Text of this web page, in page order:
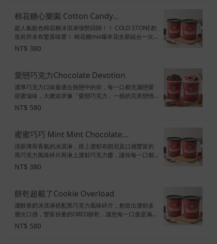
棉花糖心樂園 Cotton Candy
Paradise(MINE享樂桶)_(台南中山店)
超人氣藍色棉花糖冰淇淋強勢回歸！！ COLD STONE創
造前所未有驚喜味蕾！ 棉花糖mix爆米花全新組合一次
擁有！ 遊樂園暢玩概念出發， 讓冰淇淋不僅在風味方面
升級， 口感、視覺都有多層次的體驗！ 口味：棉花糖冰
甜度：3.5顆星 素食標示：奶素
NT$ 380
愛戀巧克力Chocolate Devotion
濃厚巧克力口味最適合熱戀中的你，每一口都充滿戀愛
甜蜜滋味，大膽追求像「愛戀巧克力」一樣的完美戀情
吧！ 容量：32oz 口味：巧克力冰淇淋 配料：布朗尼、
巧克力醬、黑巧克力碎片 甜度：5顆星 素食標示：葷食
NT$ 580
蜜蜜巧巧 Mint Mint Chocolate
Chocolate Chip(桶裝)
清新薄荷香氣的冰淇淋，搭上濃郁布朗尼及口感豐富的
黑巧克力風味碎片再淋上濃郁巧克力醬，讓你每一口都
是甜甜蜜蜜! 口味：薄荷風味冰淇淋 配料：巧克力醬、布
朗尼、黑巧克力風味碎片 甜度：3顆半星 素食標示：奶
NT$ 380
餅乾超載了Cookie Overload
濃醇香奶冰淇淋搭配黑巧克力風味碎片，創造出濃郁多
層次口感，豐富份量的OREO餅乾，讓您每一口盡是滿足
～ 容量：950ml 配料：黑巧克力風味碎片、巧克力醬、
OREO 甜度：4顆星 素食標示：葷食
NT$ 580